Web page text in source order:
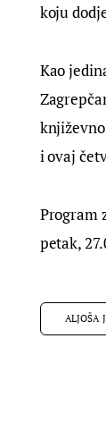
koju
Kao
i ovaj
Program
petak,
ALJOŠA